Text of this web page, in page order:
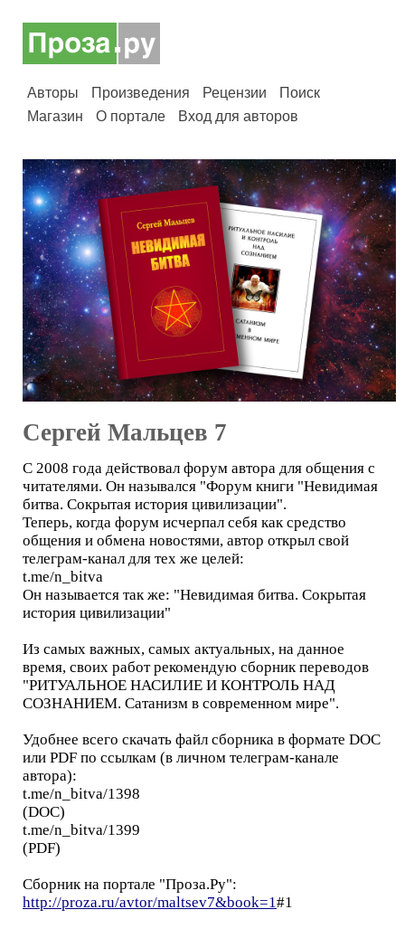
Авторы Произведения Рецензии
Поиск
Магазин
О портале Вход для авторов
Сергей Мальцев 7
С 2008 года действовал форум автора для общения с
читателями. Он назывался "Форум книги "Невидимая
битва. Сокрытая история цивилизации".
Теперь, когда форум исчерпал себя как средство
общения и обмена новостями, автор открыл свой
телеграм-канал для тех же целей:
t.me/n_bitva
Он называется так же: "Невидимая битва. Сокрытая
история цивилизации"
Из самых важных, самых актуальных, на данное
время, своих работ рекомендую сборник переводов
"РИТУАЛЬНОЕ НАСИЛИЕ И КОНТРОЛЬ НАД
СОЗНАНИЕМ. Сатанизм в современном мире".
Удобнее всего скачать файл сборника в формате DOC
или PDF по ссылкам (в личном телеграм-канале
автора):
t.me/n_bitva/1398
(DOC)
t.me/n_bitva/1399
(PDF)
Сборник на портале "Проза.Ру":
http://proza.ru/avtor/maltsev7&book=1#1